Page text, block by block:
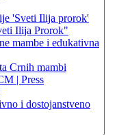
'Sveti Ilija prorok'
mambe i edukativna
| Press
i dostojanstveno